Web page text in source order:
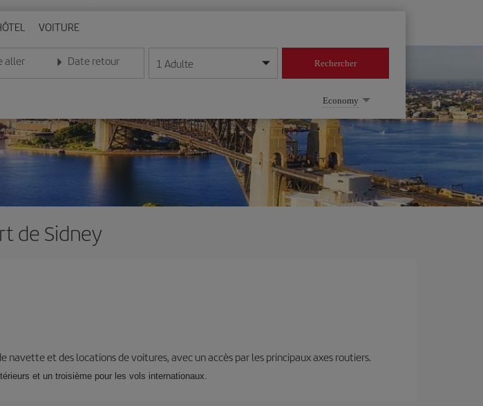
VOITURE
aller
date au format jour/mois/année
Date retour
Entrez la date au format jour/mois/année
1 Adulte Rechercher
Economy
de Sidney
navette et des locations de voitures, avec un accès par les principaux axes routiers.
et un troisième pour les vols internationaux.